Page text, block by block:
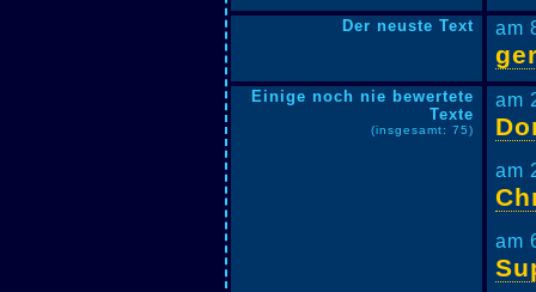
Der neuste Text am
Einige noch nie bewertete
Texte
(insgesamt: 75)
am
am
am